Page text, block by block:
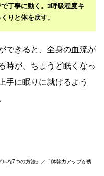
丁寧に動く。3呼吸程度キ
りと体を戻す。
できると、全身の血流が
時が、ちょうど眠くなっ
手に眠りに就けるよう
な7つの方法』／「体幹力アップが痩